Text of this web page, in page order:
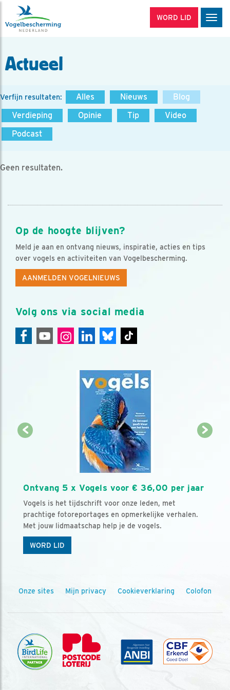
WORD LID
Actueel
Verfijn resultaten: Alles Nieuws
Blog
Verdieping
Opinie Tip
Video
Podcast
Geen resultaten.
Op de hoogte blijven?
Meld je aan en ontvang nieuws, inspiratie, acties en tips
over vogels en activiteiten van Vogelbescherming.
AANMELDEN VOGELNIEUWS
Volg ons via social media
Ontvang 5 x Vogels voor € 36,00 per jaar
Vogels is het tijdschrift voor onze leden, met
prachtige fotoreportages en opmerkelijke verhalen.
Met jouw lidmaatschap help je de vogels.
WORD LID
Onze sites Mijn privacy Cookieverklaring Colofon